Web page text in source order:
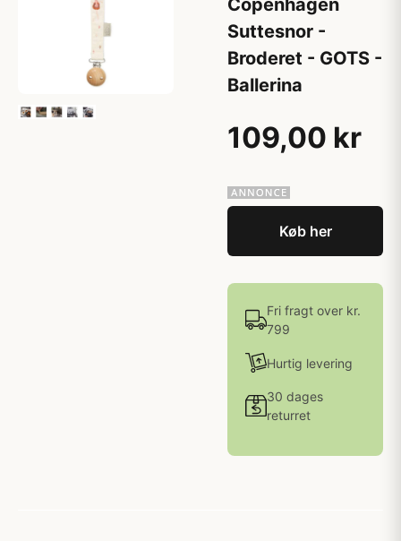
Copenhagen
Suttesnor -
Broderet - GOTS -
Ballerina
109,00 kr
Køb her
Fri fragt over kr.
799
Hurtig levering
30 dages
returret